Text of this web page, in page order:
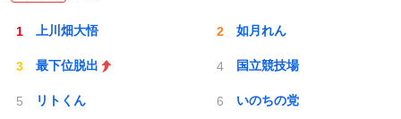
上川畑大悟 如月れん
最下位脱出 国立競技場
リトくん いのちの党